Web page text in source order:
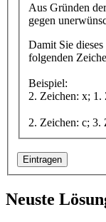
Aus Gründen
gegen
Damit Sie
folgenden
Beispiel:
2. Zeichen: x; 1.
Neuste